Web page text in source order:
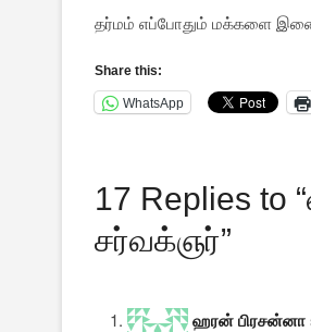
தர்மம் எப்போதும் மக்களை
Share this:
WhatsApp
17 Replies to
சர்வக்ஞர்”
ஹரன் பிரசன்னா